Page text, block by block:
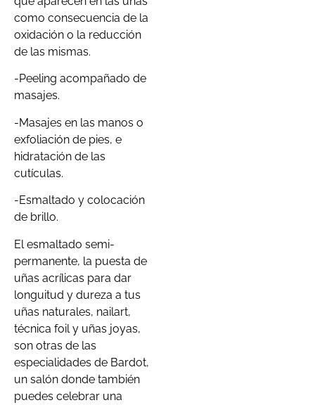
como consecuencia de la
oxidación o la reducción
de las mismas.
-Peeling acompañado de
masajes.
-Masajes en las manos o
exfoliación de pies, e
hidratación de las
cutículas.
-Esmaltado y colocación
de brillo.
El esmaltado semi-
permanente, la puesta de
uñas acrílicas para dar
longuitud y dureza a tus
uñas naturales, nailart,
técnica foil y uñas joyas,
son otras de las
especialidades de Bardot,
un salón donde también
puedes celebrar una